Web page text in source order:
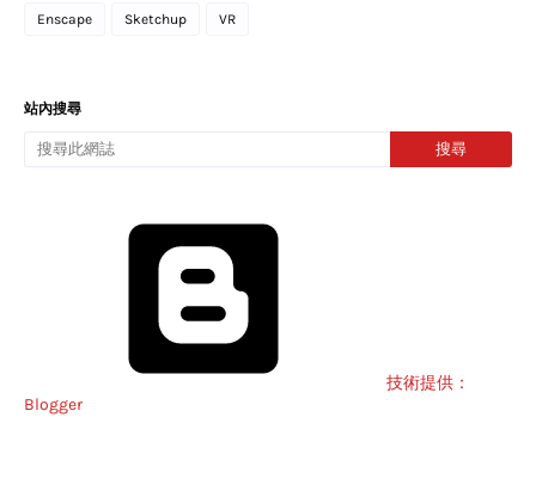
Enscape Sketchup VR
站內搜尋
技術提供：
Blogger